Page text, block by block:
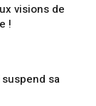
visions de
!
sa